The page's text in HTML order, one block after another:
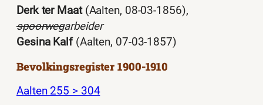
Derk ter Maat(Aalten, 08-03-1856),
spoorwegarbeider
Gesina Kalf(Aalten, 07-03-1857)
Bevolkingsregister 1900-1910
Aalten 255 > 304